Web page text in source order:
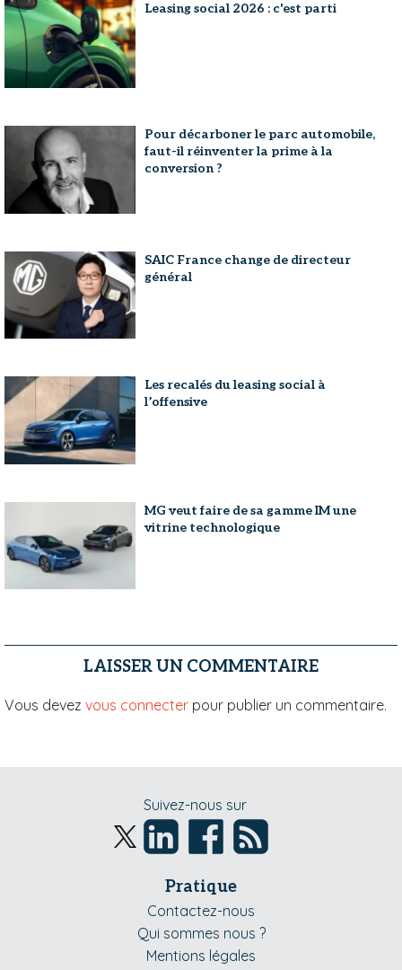
Leasing social 2026 : c'est parti
Pour décarboner le parc automobile,
faut-il réinventer la prime à la
conversion ?
SAIC France change de directeur
général
Les recalés du leasing social à
l’offensive
MG veut faire de sa gamme IM une
vitrine technologique
LAISSER UN COMMENTAIRE
Vous devez vous connecter pour publier un commentaire.
Suivez-nous sur
Pratique
Contactez-nous
Qui sommes nous ?
Mentions légales